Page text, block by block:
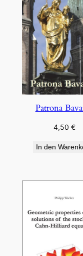
Patrona
4,50 €
In den